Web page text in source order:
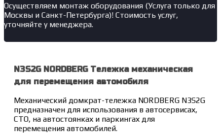
Осуществляем монтаж оборудования (Услуга только для
Москвы и Санкт-Петербурга)! Стоимость услуг,
уточняйте у менеджера.
N3S2G NORDBERG Тележка механическая
для перемещения автомобиля
Механический домкрат-тележка NORDBERG N3S2G
предназначен для использования в автосервисах,
СТО, на автостоянках и паркингах для
перемещения автомобилей.